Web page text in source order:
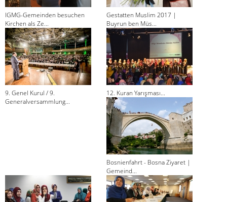
IGMG-Gemeinden besuchen
Kirchen als Ze...
Gestatten Muslim 2017 |
Buyrun ben Müs...
9. Genel Kurul / 9.
Generalversammlung...
12. Kuran Yarışması...
Bosnienfahrt - Bosna Ziyaret |
Gemeind...